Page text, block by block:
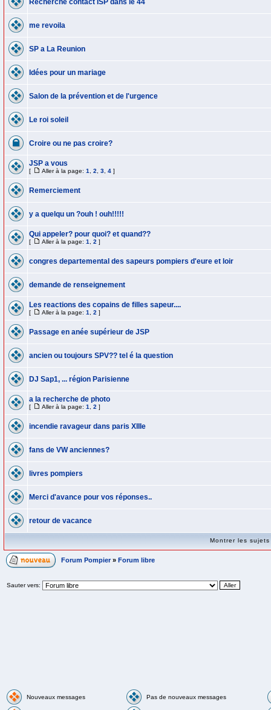
Recherche contact ISP dans le 44
me revoila
SP a La Reunion
Idées pour un mariage
Salon de la prévention et de l'urgence
Le roi soleil
Croire ou ne pas croire?
JSP a vous
[ Aller à la page: 1 2 3 4 ]
Remerciement
y a quelqu un ?ouh ! ouh!!!!!
Qui appeler? pour quoi? et quand??
[ Aller à la page: 1 2 ]
congres departemental des sapeurs pompiers d'eure et loir
demande de renseignement
Les reactions des copains de filles sapeur....
[ Aller à la page: 1 2 ]
Passage en anée supérieur de JSP
ancien ou toujours SPV?? tel é la question
DJ Sap1, ... région Parisienne
a la recherche de photo
[ Aller à la page: 1 2 ]
incendie ravageur dans paris XIIIe
fans de VW anciennes?
livres pompiers
Merci d'avance pour vos réponses..
retour de vacance
Montrer les
Forum Pompier » Forum libre
Sauter vers:
Nouveaux messages Pas de nouveaux messages